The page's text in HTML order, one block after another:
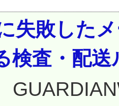
失敗した
検査・配送